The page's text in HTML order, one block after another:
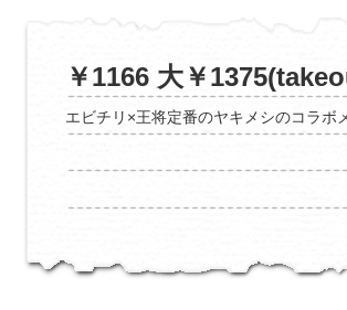
￥1166 大￥
エビチリ×王将定番のヤキメシのコラボ